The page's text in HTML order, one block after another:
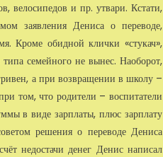
велосипедов и пр. утвари. Кстати,
заявления Дениса о переводе,
Кроме обидной клички «стукач»,
семейного не вынес. Наоборот,
а при возвращении в школу –
том, что родители – воспитатели
в виде зарплаты, плюс зарплату
решения о переводе Дениса
недостачи денег Денис написал